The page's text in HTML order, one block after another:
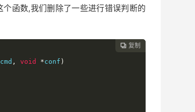
函数,我们删除了一些进行错误判断的
 复制
cmd , void *conf )